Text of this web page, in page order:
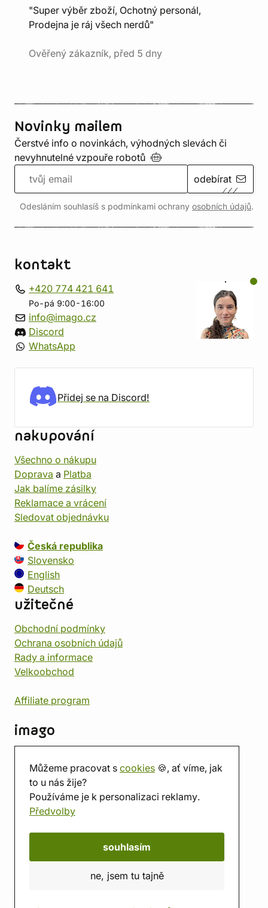
Můžeme pracovat s cookies 🍪, ať víme, jak
to u nás žije?
Používáme je k personalizaci reklamy.
Předvolby
souhlasím
ne, jsem tu tajně
"Super výběr zboží, Ochotný personál,
Prodejna je ráj všech nerdů"
Ověřený zákazník, před 5 dny
Novinky mailem
Čerstvé info o novinkách, výhodných slevách či
nevyhnutelné vzpouře robotů
odebírat
Odesláním souhlasíš s podmínkami ochrany osobních údajů.
kontakt
+420 774 421 641
Po-pá 9:00-16:00
info@imago.cz
Discord
WhatsApp
Přidej se na Discord!
nakupování
Všechno o nákupu
Doprava a Platba
Jak balíme zásilky
Reklamace a vrácení
Sledovat objednávku
Česká republika
Slovensko
English
Deutsch
užitečné
Obchodní podmínky
Ochrana osobních údajů
Rady a informace
Velkoobchod
Affiliate program
imago
Prodejna
Herna
O nás
Hodnocení obchodu